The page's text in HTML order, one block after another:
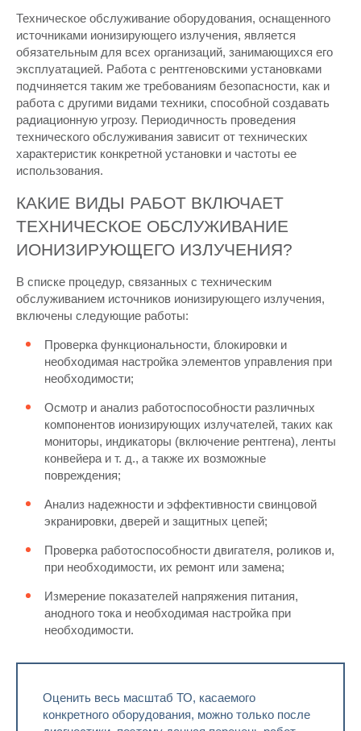
Техническое обслуживание оборудования, оснащенного
источниками ионизирующего излучения, является
обязательным для всех организаций, занимающихся его
эксплуатацией. Работа с рентгеновскими установками
подчиняется таким же требованиям безопасности, как и
работа с другими видами техники, способной создавать
радиационную угрозу. Периодичность проведения
технического обслуживания зависит от технических
характеристик конкретной установки и частоты ее
использования.
КАКИЕ ВИДЫ РАБОТ ВКЛЮЧАЕТ
ТЕХНИЧЕСКОЕ ОБСЛУЖИВАНИЕ
ИОНИЗИРУЮЩЕГО ИЗЛУЧЕНИЯ?
В списке процедур, связанных с техническим
обслуживанием источников ионизирующего излучения,
включены следующие работы:
Проверка функциональности, блокировки и
необходимая настройка элементов управления при
необходимости;
Осмотр и анализ работоспособности различных
компонентов ионизирующих излучателей, таких как
мониторы, индикаторы (включение рентгена), ленты
конвейера и т. д., а также их возможные
повреждения;
Анализ надежности и эффективности свинцовой
экранировки, дверей и защитных цепей;
Проверка работоспособности двигателя, роликов и,
при необходимости, их ремонт или замена;
Измерение показателей напряжения питания,
анодного тока и необходимая настройка при
необходимости.
Оценить весь масштаб ТО, касаемого
конкретного оборудования, можно только после